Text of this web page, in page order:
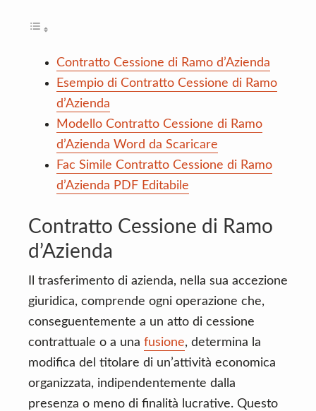
Contratto Cessione di Ramo d’Azienda
Esempio di Contratto Cessione di Ramo
d’Azienda
Modello Contratto Cessione di Ramo
d’Azienda Word da Scaricare
Fac Simile Contratto Cessione di Ramo
d’Azienda PDF Editabile
Contratto Cessione di Ramo
d’Azienda
Il trasferimento di azienda, nella sua accezione
giuridica, comprende ogni operazione che,
conseguentemente a un atto di cessione
contrattuale o a una fusione, determina la
modifica del titolare di un’attività economica
organizzata, indipendentemente dalla
presenza o meno di finalità lucrative. Questo